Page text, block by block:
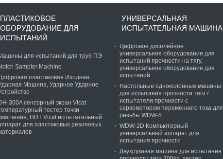
ПЛАСТИКОВОЕ
ОБОРУДОВАНИЕ ДЛЯ
ИСПЫТАНИЙ
для испытаний для труб ПЭ
Sampler Machine
пластиковая Изодная
Машина, Ударное Ударное
300A сенсорный экран Vicat
тестер точки
HDT Vicat испытательный
для пластиковых резиновых
УНИВЕРСАЛЬНАЯ
ИСПЫТАТЕЛЬНАЯ МАШИНА
Цифровое дисплейное
универсальное оборудование для
испытаний прочности на тягу,
универсальное оборудование для
испытаний
Настольные одноколонные машины
для испытания прочности тяги /
испытатели прочности с
сервомотором переменного тока для
резьбы WDW-5
WDW-2D Компьютерный
универсальный аппарат для
испытания прочности
Двухрукавая машина для испытания